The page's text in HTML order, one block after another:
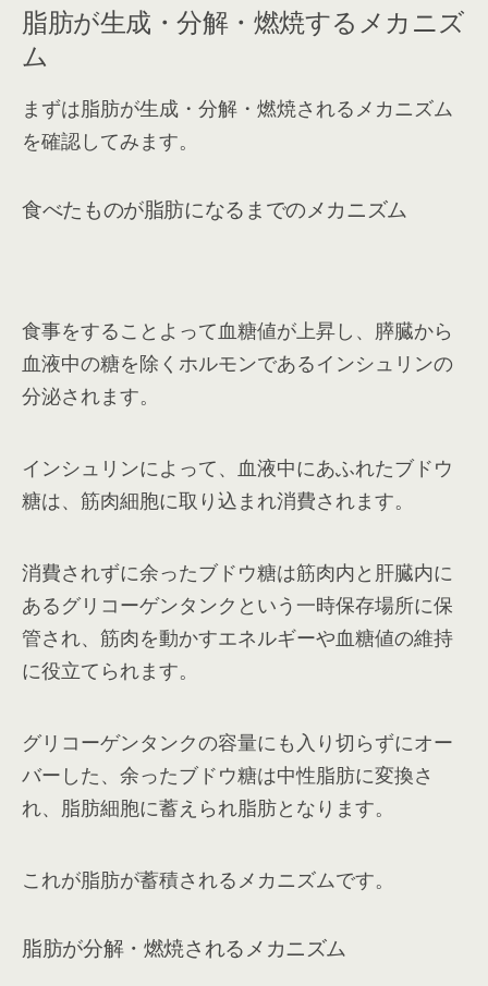
脂肪が生成・分解・燃焼するメカニズ
ム
まずは脂肪が生成・分解・燃焼されるメカニズム
を確認してみます。
食べたものが脂肪になるまでのメカニズム
食事をすることよって血糖値が上昇し、膵臓から
血液中の糖を除くホルモンであるインシュリンの
分泌されます。
インシュリンによって、血液中にあふれたブドウ
糖は、筋肉細胞に取り込まれ消費されます。
消費されずに余ったブドウ糖は筋肉内と肝臓内に
あるグリコーゲンタンクという一時保存場所に保
管され、筋肉を動かすエネルギーや血糖値の維持
に役立てられます。
グリコーゲンタンクの容量にも入り切らずにオー
バーした、余ったブドウ糖は中性脂肪に変換さ
れ、脂肪細胞に蓄えられ脂肪となります。
これが脂肪が蓄積されるメカニズムです。
脂肪が分解・燃焼されるメカニズム